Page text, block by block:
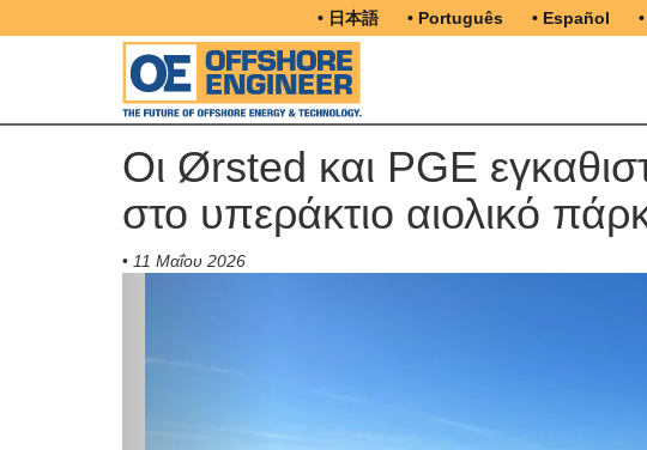
• 日本語 • Português • Español
Οι Ørsted και PGE
στο υπεράκτιο αιολικό
• 11 Μαΐου 2026